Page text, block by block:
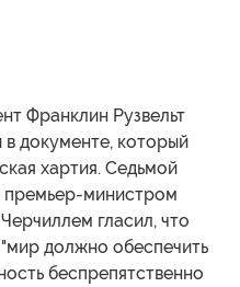
Франклин Рузвельт
документе, который
хартия. Седьмой
премьер-министром
гласил, что
должно обеспечить
беспрепятственно